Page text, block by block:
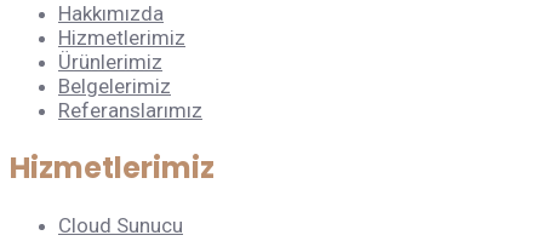
Hakkımızda
Hizmetlerimiz
Ürünlerimiz
Belgelerimiz
Referanslarımız
Hizmetlerimiz
Cloud Sunucu